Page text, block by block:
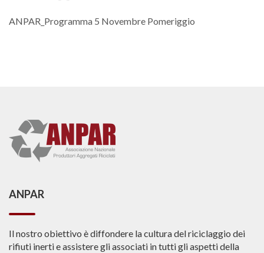
ANPAR_Programma 5 Novembre Pomeriggio
ANPAR
Il nostro obiettivo è diffondere la cultura del riciclaggio dei
rifiuti inerti e assistere gli associati in tutti gli aspetti della